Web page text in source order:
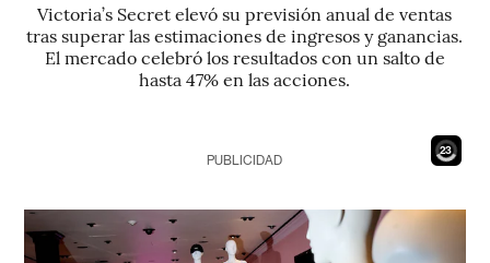
Victoria’s Secret elevó su previsión anual de ventas
tras superar las estimaciones de ingresos y ganancias.
El mercado celebró los resultados con un salto de
hasta 47% en las acciones.
21
PUBLICIDAD